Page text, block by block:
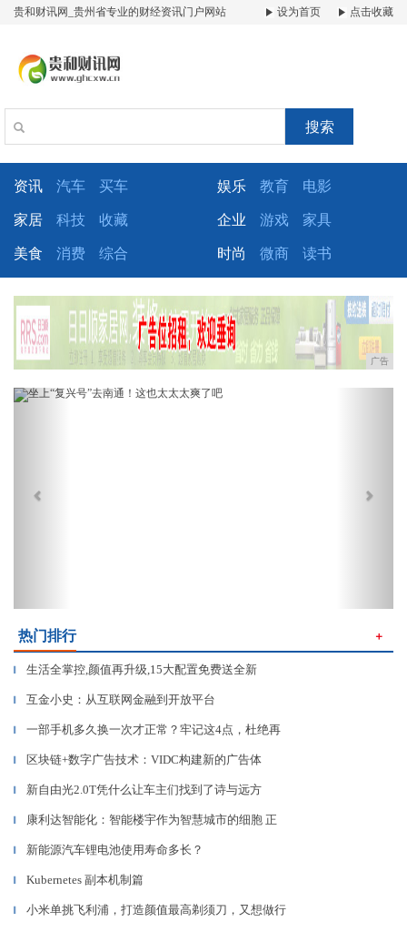
贵和财讯网_贵州省专业的财经资讯门户网站 设为首页 点击收藏
搜索
资讯 汽车 买车 娱乐 教育 电影
家居 科技 收藏 企业 游戏 家具
美食 消费 综合 时尚 微商 读书
广告
Previous
热门排行 ＋
▎ 生活全掌控,颜值再升级,15大配置免费送全新
▎ 互金小史：从互联网金融到开放平台
▎ 一部手机多久换一次才正常？牢记这4点，杜绝再
▎ 区块链+数字广告技术：VIDC构建新的广告体
▎ 新自由光2.0T凭什么让车主们找到了诗与远方
▎ 康利达智能化：智能楼宇作为智慧城市的细胞 正
▎ 新能源汽车锂电池使用寿命多长？
▎ Kubernetes 副本机制篇
▎ 小米单挑飞利浦，打造颜值最高剃须刀，又想做行